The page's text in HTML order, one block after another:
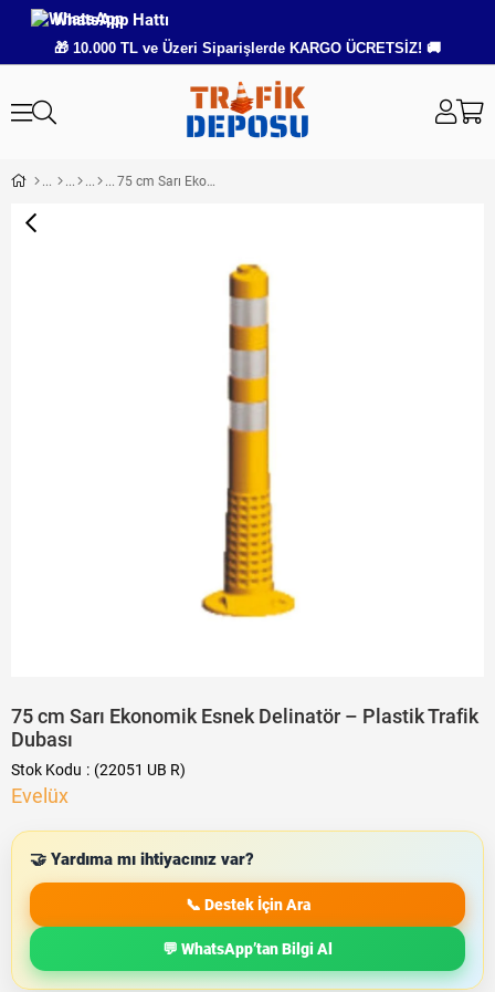
WhatsApp Hattı
🎁 10.000 TL ve Üzeri Siparişlerde KARGO ÜCRETSİZ! 🚚
75 cm Sarı Ekonomik Esnek Delinatör – Plastik Trafik Dubası
75 cm Sarı Ekonomik Esnek Delinatör – Plastik Trafik
Dubası
Stok Kodu (22051 UB R)
Evelüx
🤝 Yardıma mı ihtiyacınız var?
📞 Destek İçin Ara
💬 WhatsApp’tan Bilgi Al